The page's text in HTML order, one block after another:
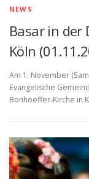
NEWS
Basar in der
Köln
Am 1. November
Evangelische
Bonhoeffer-Kirche in